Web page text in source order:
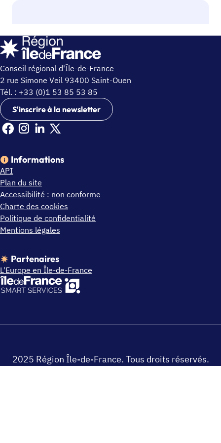
Conseil régional d'Île-de-France
2 rue Simone Veil 93400 Saint-Ouen
Tél. : +33 (0)1 53 85 53 85
S'inscrire à la newsletter
Facebook Ile de France (nouvelle fenêtre)
Instagram Ile de France (nouvelle fenêtre)
Linkedin Ile de France (nouvelle fenêtre)
X Ile de France (nouvelle fenêtre)
Informations
API
Plan du site
Accessibilité : non conforme
Charte des cookies
Politique de confidentialité
Mentions légales
Partenaires
L'Europe en Île-de-France
2025 Région Île-de-France. Tous droits réservés.